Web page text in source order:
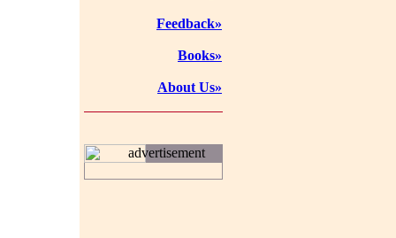
Feedback»
Books»
About Us»
advertisement